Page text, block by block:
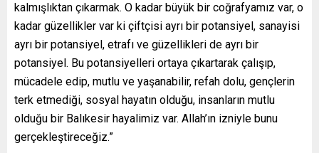
kalmışlıktan çıkarmak. O kadar büyük bir coğrafyamız var, o
kadar güzellikler var ki çiftçisi ayrı bir potansiyel, sanayisi
ayrı bir potansiyel, etrafı ve güzellikleri de ayrı bir
potansiyel. Bu potansiyelleri ortaya çıkartarak çalışıp,
mücadele edip, mutlu ve yaşanabilir, refah dolu, gençlerin
terk etmediği, sosyal hayatın olduğu, insanların mutlu
olduğu bir Balıkesir hayalimiz var. Allah’ın izniyle bunu
gerçekleştireceğiz.”